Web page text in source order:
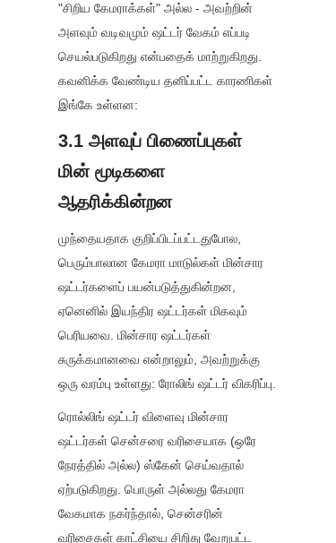
"சிறிய கேமராக்கள்" அல்ல - அவற்றின்
அளவும் வடிவமும் ஷட்டர் வேகம் எப்படி
செயல்படுகிறது என்பதைக் மாற்றுகிறது.
கவனிக்க வேண்டிய தனிப்பட்ட காரணிகள்
இங்கே உள்ளன:
3.1 அளவுப் பிணைப்புகள்
மின் மூடிகளை
ஆதரிக்கின்றன
முந்தையதாக குறிப்பிடப்பட்டதுபோல,
பெரும்பாலான கேமரா மாடுல்கள் மின்சார
ஷட்டர்களைப் பயன்படுத்துகின்றன,
ஏனெனில் இயந்திர ஷட்டர்கள் மிகவும்
பெரியவை. மின்சார ஷட்டர்கள்
சுருக்கமானவை என்றாலும், அவற்றுக்கு
ஒரு வரம்பு உள்ளது: ரோலிங் ஷட்டர் விகரிப்பு.
ரொல்லிங் ஷட்டர் விளைவு மின்சார
ஷட்டர்கள் சென்சரை வரிசையாக (ஒரே
நேரத்தில் அல்ல) ஸ்கேன் செய்வதால்
ஏற்படுகிறது. பொருள் அல்லது கேமரா
வேகமாக நகர்ந்தால், சென்சரின்
வரிசைகள் காட்சியை சிறிது வேறுபட்ட